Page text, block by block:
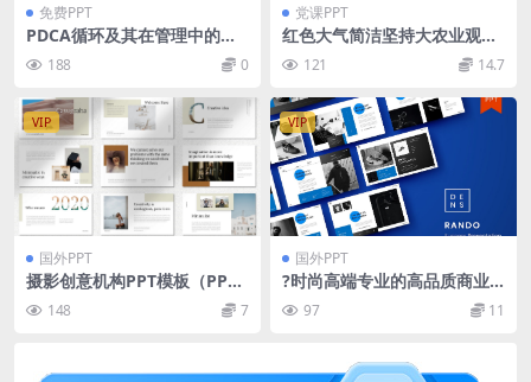
免费PPT
PDCA循环及其在管理中的应
用循环的四个阶段知识培训PP
T模板
188 0
党课PPT
红色大气简洁坚持大农业观大
食物观PPT模板
121 14.7
VIP
国外PPT
摄影创意机构PPT模板（PPT
X）148 7
VIP
国外PPT
?时尚高端专业的高品质商业
商务PowerPoint幻灯片演示
模板（pptx）
97 11